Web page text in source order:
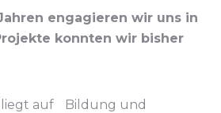
engagieren wir uns in
konnten wir bisher
liegt auf Bildung und